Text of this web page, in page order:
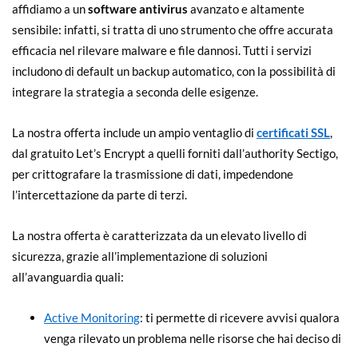
affidiamo a unsoftware antivirus avanzato e altamente
sensibile: infatti, si tratta di uno strumento che offre accurata
efficacia nel rilevare malware e file dannosi. Tutti i servizi
includono di default un backup automatico, con la possibilità di
integrare la strategia a seconda delle esigenze.
La nostra offerta include un ampio ventaglio di certificati SSL,
dal gratuito Let’s Encrypt a quelli forniti dall’authority Sectigo,
per crittografare la trasmissione di dati, impedendone
l’intercettazione da parte di terzi.
La nostra offerta è caratterizzata da un elevato livello di
sicurezza, grazie all’implementazione di soluzioni
all’avanguardia quali:
Active Monitoring: ti permette di ricevere avvisi qualora
venga rilevato un problema nelle risorse che hai deciso di